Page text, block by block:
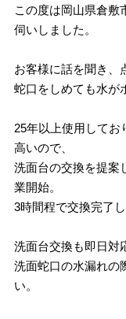
この度は岡山県倉敷
伺いしました。
お客様に話を聞き、
蛇口をしめても水が
25年以上使用してお
高いので、
洗面台の交換を提案
業開始。
3時間程で交換完了
洗面台交換も即日対
洗面蛇口の水漏れの
い。